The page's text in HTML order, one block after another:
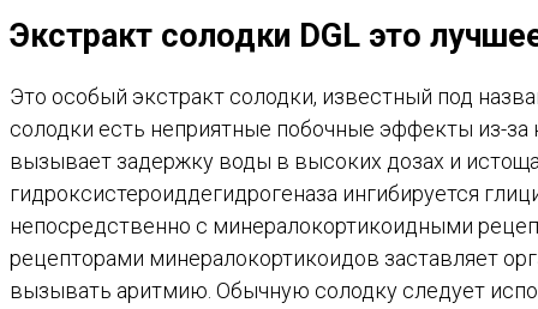
Экстракт солодки DGL это
Это особый экстракт солодки, известный под
солодки есть неприятные побочные эффекты из-за
вызывает задержку воды в высоких дозах и
гидроксистероиддегидрогеназа ингибируется
непосредственно с минералокортикоидными
рецепторами минералокортикоидов заставляет
вызывать аритмию. Обычную солодку следует